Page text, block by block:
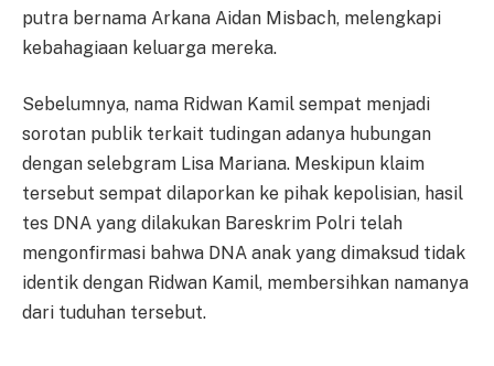
putra bernama Arkana Aidan Misbach, melengkapi
kebahagiaan keluarga mereka.
Sebelumnya, nama Ridwan Kamil sempat menjadi
sorotan publik terkait tudingan adanya hubungan
dengan selebgram Lisa Mariana. Meskipun klaim
tersebut sempat dilaporkan ke pihak kepolisian, hasil
tes DNA yang dilakukan Bareskrim Polri telah
mengonfirmasi bahwa DNA anak yang dimaksud tidak
identik dengan Ridwan Kamil, membersihkan namanya
dari tuduhan tersebut.